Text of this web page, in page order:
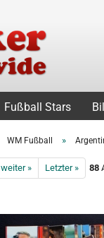
Fußball Stars
WM Fußball »
weiter » Letzter » 88